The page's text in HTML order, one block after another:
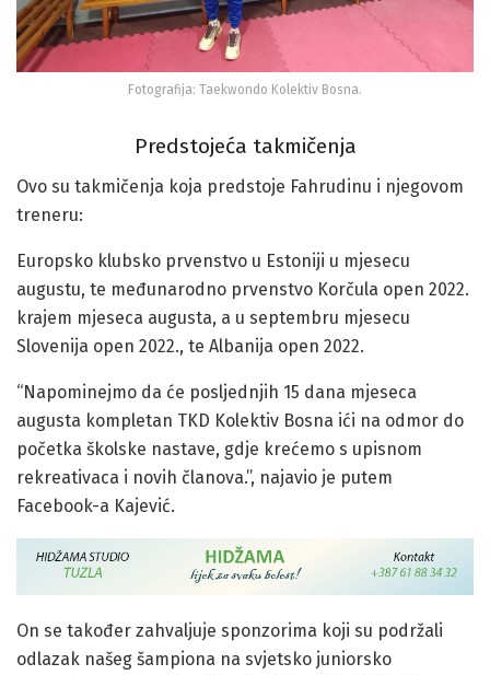
Fotografija: Taekwondo Kolektiv Bosna.
Predstojeća takmičenja
Ovo su takmičenja koja predstoje Fahrudinu i njegovom
treneru:
Europsko klubsko prvenstvo u Estoniji u mjesecu
augustu, te međunarodno prvenstvo Korčula open 2022.
krajem mjeseca augusta, a u septembru mjesecu
Slovenija open 2022., te Albanija open 2022.
“Napominejmo da će posljednjih 15 dana mjeseca
augusta kompletan TKD Kolektiv Bosna ići na odmor do
početka školske nastave, gdje krećemo s upisnom
rekreativaca i novih članova.”, najavio je putem
Facebook-a Kajević.
On se također zahvaljuje sponzorima koji su podržali
odlazak našeg šampiona na svjetsko juniorsko